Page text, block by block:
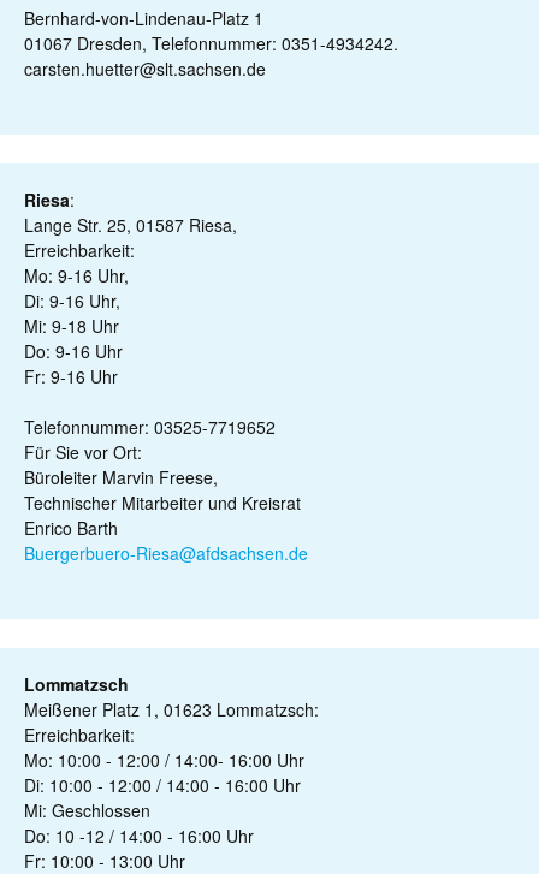
Bernhard-von-Lindenau-Platz 1
01067 Dresden, Telefonnummer: 0351-4934242.
carsten.huetter@slt.sachsen.de
Riesa:
Lange Str. 25, 01587 Riesa,
Erreichbarkeit:
Mo: 9-16 Uhr,
Di: 9-16 Uhr,
Mi: 9-18 Uhr
Do: 9-16 Uhr
Fr: 9-16 Uhr
Telefonnummer: 03525-7719652
Für Sie vor Ort:
Büroleiter Marvin Freese,
Technischer Mitarbeiter und Kreisrat
Enrico Barth
Buergerbuero-Riesa@afdsachsen.de
Lommatzsch
Meißener Platz 1, 01623 Lommatzsch:
Erreichbarkeit:
Mo: 10:00 - 12:00 / 14:00- 16:00 Uhr
Di: 10:00 - 12:00 / 14:00 - 16:00 Uhr
Mi: Geschlossen
Do: 10 -12 / 14:00 - 16:00 Uhr
Fr: 10:00 - 13:00 Uhr